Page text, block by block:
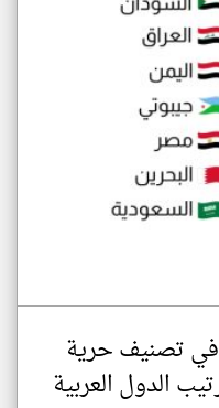
في تصنيف حرية
الدول العربية